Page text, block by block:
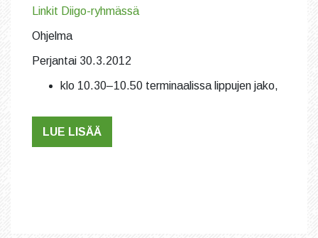
Linkit Diigo-ryhmässä
Ohjelma
Perjantai 30.3.2012
klo 10.30–10.50 terminaalissa lippujen jako,
LUE LISÄÄ